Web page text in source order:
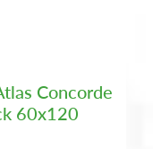
Concorde
60x120